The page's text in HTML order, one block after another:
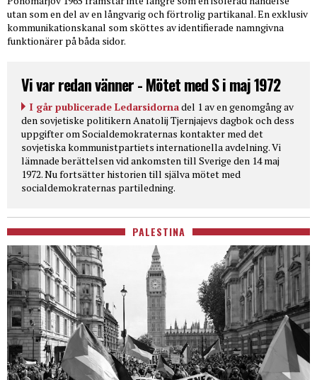
utan som en del av en långvarig och förtrolig partikanal. En exklusiv
kommunikationskanal som sköttes av identifierade namngivna
funktionärer på båda sidor.
Vi var redan vänner - Mötet med S i maj 1972
I går publicerade Ledarsidornadel 1 av en genomgång av
den sovjetiske politikern Anatolij Tjernjajevs dagbok och dess
uppgifter om Socialdemokraternas kontakter med det
sovjetiska kommunistpartiets internationella avdelning. Vi
lämnade berättelsen vid ankomsten till Sverige den 14 maj
1972. Nu fortsätter historien till själva mötet med
socialdemokraternas partiledning.
PALESTINA